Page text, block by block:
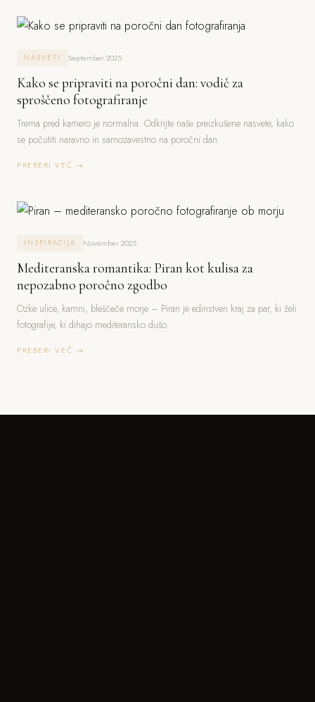
NASVETI September 2025
Kako se pripraviti na poročni dan: vodič za
sproščeno fotografiranje
Trema pred kamero je normalna. Odkrijte naše preizkušene nasvete, kako
se počutiti naravno in samozavestno na poročni dan.
PREBERI VEČ →
INSPIRACIJA November 2025
Mediteranska romantika: Piran kot kulisa za
nepozabno poročno zgodbo
Ozke ulice, kamni, bleščeče morje – Piran je edinstven kraj za par, ki želi
fotografije, ki dihajo mediteransko dušo.
PREBERI VEČ →